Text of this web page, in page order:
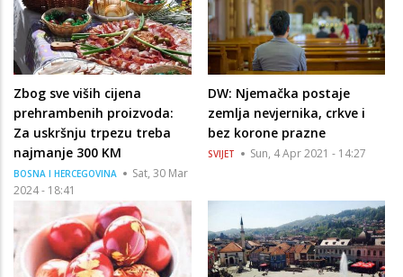
Zbog sve viših cijena
prehrambenih proizvoda:
Za uskršnju trpezu treba
najmanje 300 KM
BOSNA I HERCEGOVINA
Sat, 30 Mar
2024 - 18:41
DW: Njemačka postaje
zemlja nevjernika, crkve i
bez korone prazne
SVIJET Sun, 4 Apr 2021 - 14:27